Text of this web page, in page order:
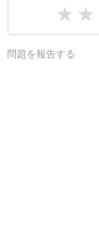
★ ★
問題を報告する